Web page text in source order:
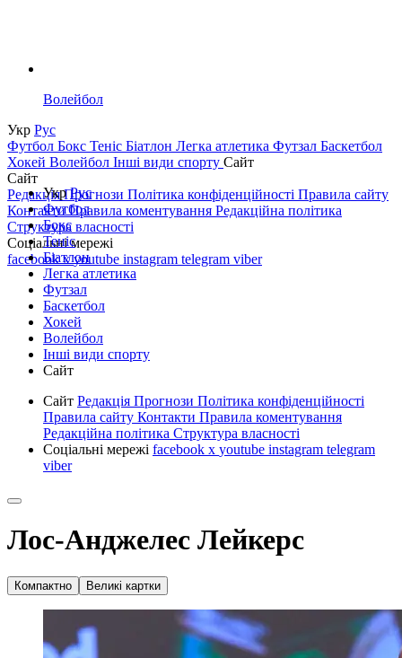
Волейбол
Укр Рус
Футбол Бокс Теніс Біатлон Легка атлетика Футзал Баскетбол
Хокей Волейбол Інші види спорту Сайт
Сайт
РедакціяПрогнози Політика конфіденційності Правила сайту
КонтактиПравила коментування Редакційна політика
Структура власності
Соціальні мережі
facebookxyoutube instagram telegram viber
УкрРус
Футбол
Бокс
Теніс
Біатлон
Легка атлетика
Футзал
Баскетбол
Хокей
Волейбол
Інші види спорту
Сайт
Сайт Редакція Прогнози Політика конфіденційності
Правила сайту Контакти Правила коментування
Редакційна політика Структура власності
Соціальні мережі facebook x youtube instagram telegram
viber
Лос-Анджелес Лейкерс
Компактно Великі картки